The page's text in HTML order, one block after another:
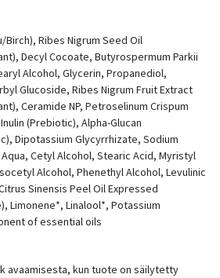
Birch), Ribes Nigrum Seed Oil
Decyl Cocoate, Butyrospermum Parkii
Alcohol, Glycerin, Propanediol,
Glucoside, Ribes Nigrum Fruit Extract
Ceramide NP, Petroselinum Crispum
(Prebiotic), Alpha-Glucan
Dipotassium Glycyrrhizate, Sodium
Cetyl Alcohol, Stearic Acid, Myristyl
Alcohol, Phenethyl Alcohol, Levulinic
Sinensis Peel Oil Expressed
Limonene*, Linalool*, Potassium
of essential oils
avaamisesta, kun tuote on säilytetty